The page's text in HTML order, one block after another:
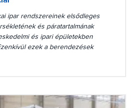
ipar rendszereinek elsődleges
és páratartalmának
és ipari épületekben
ezek a berendezések